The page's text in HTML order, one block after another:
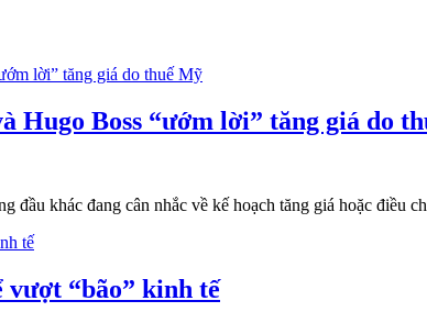
Hugo Boss “ướm lời” tăng giá do
đầu khác đang cân nhắc về kế hoạch tăng giá hoặc
vượt “bão” kinh tế